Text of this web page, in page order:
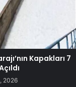
Kapakları 7
2026